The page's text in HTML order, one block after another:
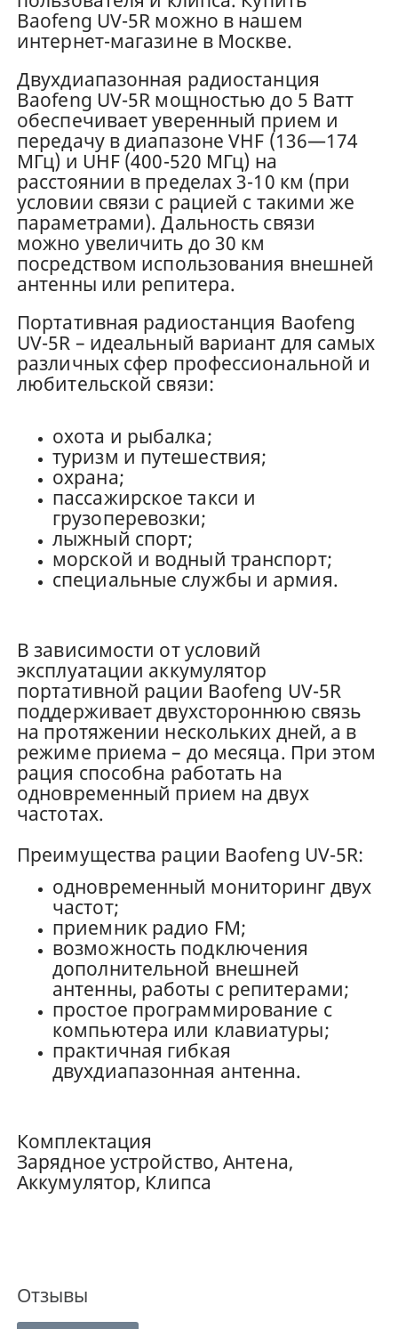
Baofeng UV-5R можно в нашем
интернет-магазине в Москве.
Двухдиапазонная радиостанция
Baofeng UV-5R мощностью до 5 Ватт
обеспечивает уверенный прием и
передачу в диапазоне VHF (136—174
МГц) и UHF (400-520 МГц) на
расстоянии в пределах 3-10 км (при
условии связи с рацией с такими же
параметрами). Дальность связи
можно увеличить до 30 км
посредством использования внешней
антенны или репитера.
Портативная радиостанция Baofeng
UV-5R – идеальный вариант для самых
различных сфер профессиональной и
любительской связи:
охота и рыбалка;
туризм и путешествия;
охрана;
пассажирское такси и
грузоперевозки;
лыжный спорт;
морской и водный транспорт;
специальные службы и армия.
В зависимости от условий
эксплуатации аккумулятор
портативной рации Baofeng UV-5R
поддерживает двухстороннюю связь
на протяжении нескольких дней, а в
режиме приема – до месяца. При этом
рация способна работать на
одновременный прием на двух
частотах.
Преимущества рации Baofeng UV-5R:
одновременный мониторинг двух
частот;
приемник радио FM;
возможность подключения
дополнительной внешней
антенны, работы с репитерами;
простое программирование с
компьютера или клавиатуры;
практичная гибкая
двухдиапазонная антенна.
Комплектация
Зарядное устройство, Антена,
Аккумулятор, Клипса
Отзывы